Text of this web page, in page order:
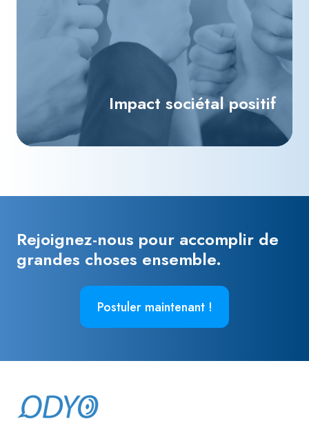
Impact sociétal positif
Rejoignez-nous pour accomplir de
grandes choses ensemble.
Postuler maintenant !